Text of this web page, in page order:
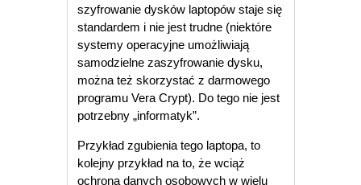
szyfrowanie dysków laptopów staje się
standardem i nie jest trudne (niektóre
systemy operacyjne umożliwiają
samodzielne zaszyfrowanie dysku,
można też skorzystać z darmowego
programu Vera Crypt). Do tego nie jest
potrzebny „informatyk”.
Przykład zgubienia tego laptopa, to
kolejny przykład na to, że wciąż
ochrona danych osobowych w wielu